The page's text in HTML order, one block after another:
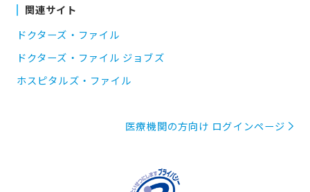
関連サイト
ドクターズ・ファイル
ドクターズ・ファイル ジョブズ
ホスピタルズ・ファイル
医療機関の方向け ログインページ